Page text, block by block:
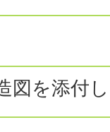
図を添付